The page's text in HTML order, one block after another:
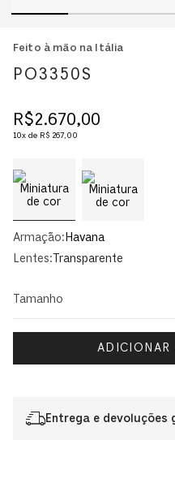
Feito à mão na Itália
PO3350S
R$2.670,00
10x de R$ 267,00
Armação: Havana
Lentes:Transparente
Tamanho
ADICIONAR
Entrega e devoluções